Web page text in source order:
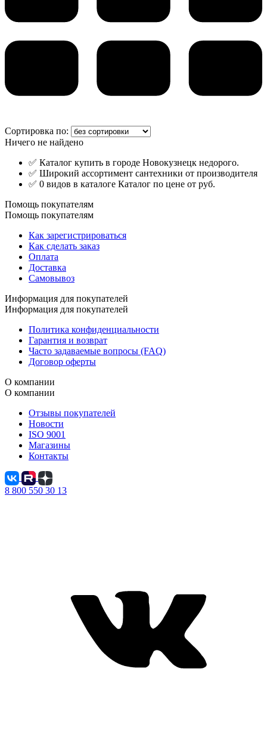
Сортировка по:
Ничего не найдено
✅ Каталог купить в городе Новокузнецк недорого.
✅ Широкий ассортимент сантехники от производителя
✅ 0 видов в каталоге Каталог по цене от руб.
Помощь покупателям
Помощь покупателям
Как зарегистрироваться
Как сделать заказ
Оплата
Доставка
Самовывоз
Информация для покупателей
Информация для покупателей
Политика конфиденциальности
Гарантия и возврат
Часто задаваемые вопросы (FAQ)
Договор оферты
О компании
О компании
Отзывы покупателей
Новости
ISO 9001
Магазины
Контакты
8 800 550 30 13